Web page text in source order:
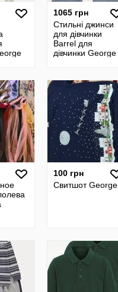
1065 грн
Стильні джинси
для дівчинки
Barrel для
дівчинки George
100 грн
Свитшот George